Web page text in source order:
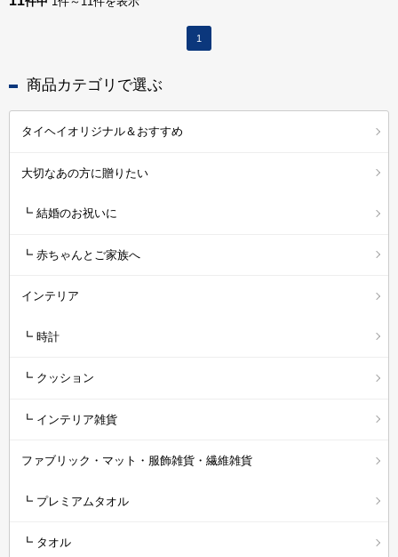
1
商品カテゴリで選ぶ
タイヘイオリジナル＆おすすめ
大切なあの方に贈りたい
┗ 結婚のお祝いに
┗ 赤ちゃんとご家族へ
インテリア
┗ 時計
┗ クッション
┗ インテリア雑貨
ファブリック・マット・服飾雑貨・繊維雑貨
┗ プレミアムタオル
┗ タオル